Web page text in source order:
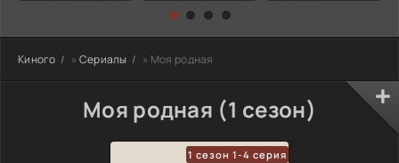
Киного » Сериалы » Моя родная
Моя родная (1 сезон)
1 сезон 1-4 серия